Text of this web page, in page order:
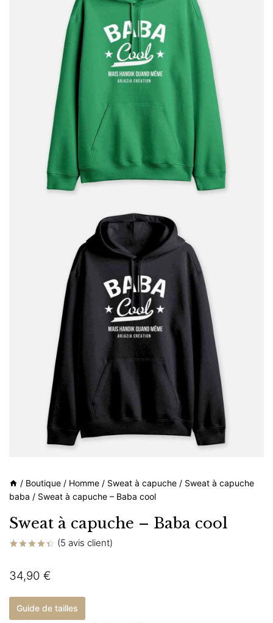
/ Boutique / Homme / Sweat à capuche / Sweat à capuche
baba / Sweat à capuche – Baba cool
Sweat à capuche – Baba cool
basé sur
notations
(5 avis client)
34,90 €
Guide de tailles